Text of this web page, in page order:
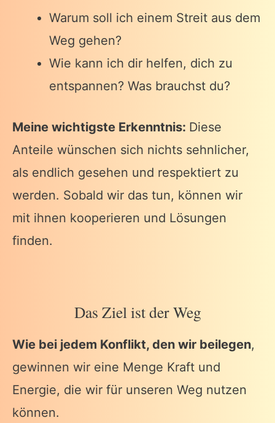
Warum soll ich einem Streit aus dem
Weg gehen?
Wie kann ich dir helfen, dich zu
entspannen? Was brauchst du?
Meine wichtigste Erkenntnis: Diese
Anteile wünschen sich nichts sehnlicher,
als endlich gesehen und respektiert zu
werden. Sobald wir das tun, können wir
mit ihnen kooperieren und Lösungen
finden.
Das Ziel ist der Weg
Wie bei jedem Konflikt, den wir beilegen,
gewinnen wir eine Menge Kraft und
Energie, die wir für unseren Weg nutzen
können.